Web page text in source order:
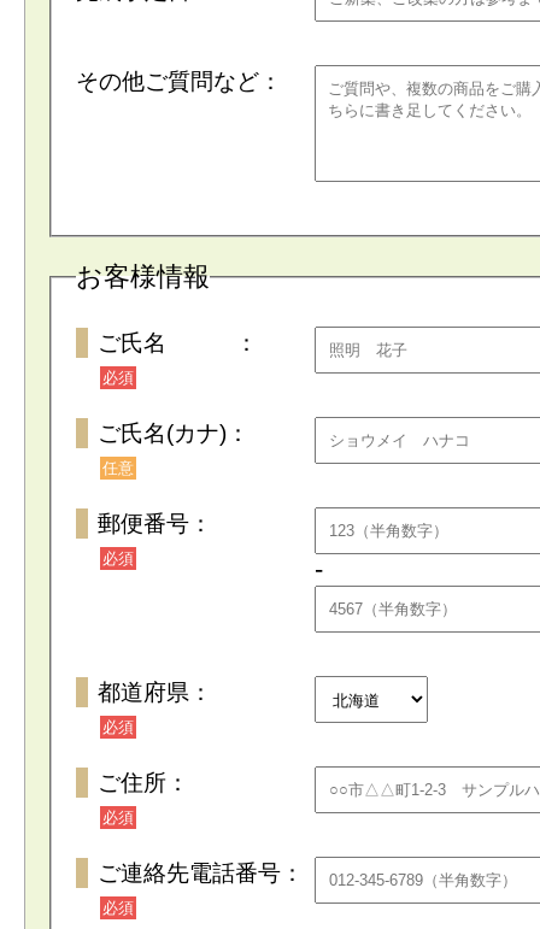
その他ご質問など：
お客様情報
ご氏名 ：
必須
ご氏名(カナ)：
任意
郵便番号：
必須 -
都道府県：
必須
ご住所：
必須
ご連絡先電話番号：
必須